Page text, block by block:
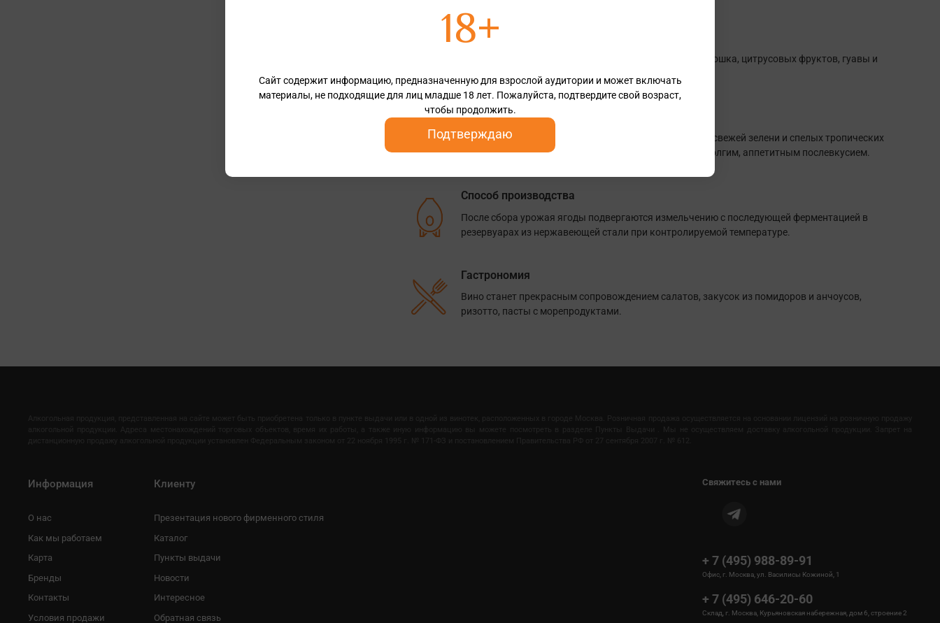
Аромат
Легкий аромат вина наполнен оттенками зеленого горошка, цитрусовых фруктов, гуавы и
Вкус
Вкус вина прекрасно сбалансированный, с оттенками свежей зелени и спелых тропических
фруктов, хрустящей грейпфрутовой кислотностью и долгим, аппетитным послевкусием.
Способ производства
После сбора урожая ягоды подвергаются измельчению с последующей ферментацией в
резервуарах из нержавеющей стали при контролируемой температуре.
Гастрономия
Вино станет прекрасным сопровождением салатов, закусок из помидоров и анчоусов,
ризотто, пасты с морепродуктами.
Информация
О нас
Как мы работаем
Карта
Бренды
Контакты
Условия продажи
Клиенту
Презентация нового фирменного стиля
Каталог
Пункты выдачи
Новости
Интересное
Обратная связь
Свяжитесь с нами
+ 7 (495) 988-89-91
Офис, г. Москва, ул. Василисы Кожиной, 1
+ 7 (495) 646-20-60
Склад, г. Москва, Курьяновская набережная, дом 6, строение 2
18+
Сайт содержит информацию, предназначенную для взрослой аудитории и может включать
материалы, не подходящие для лиц младше 18 лет. Пожалуйста, подтвердите свой возраст,
чтобы продолжить.
Подтверждаю